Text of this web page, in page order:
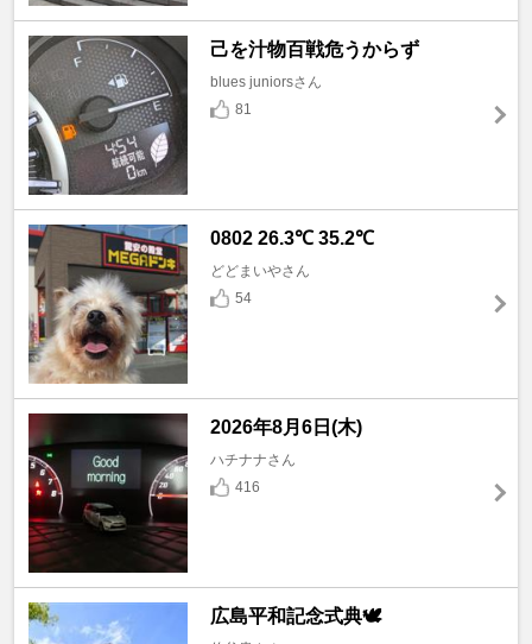
己を汁物百戦危うからず
blues juniorsさん
81
0802 26.3℃ 35.2℃
どどまいやさん
54
2026年8月6日(木)
ハチナナさん
416
広島平和記念式典🕊️